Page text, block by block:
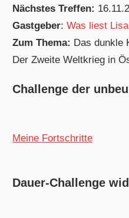
Nächstes Treffen:
Gastgeber:Was liest Lisa
Zum Thema: Das dunkle
Der Zweite Weltkrieg in
Challenge der
Meine Fortschritte
Dauer-Challenge